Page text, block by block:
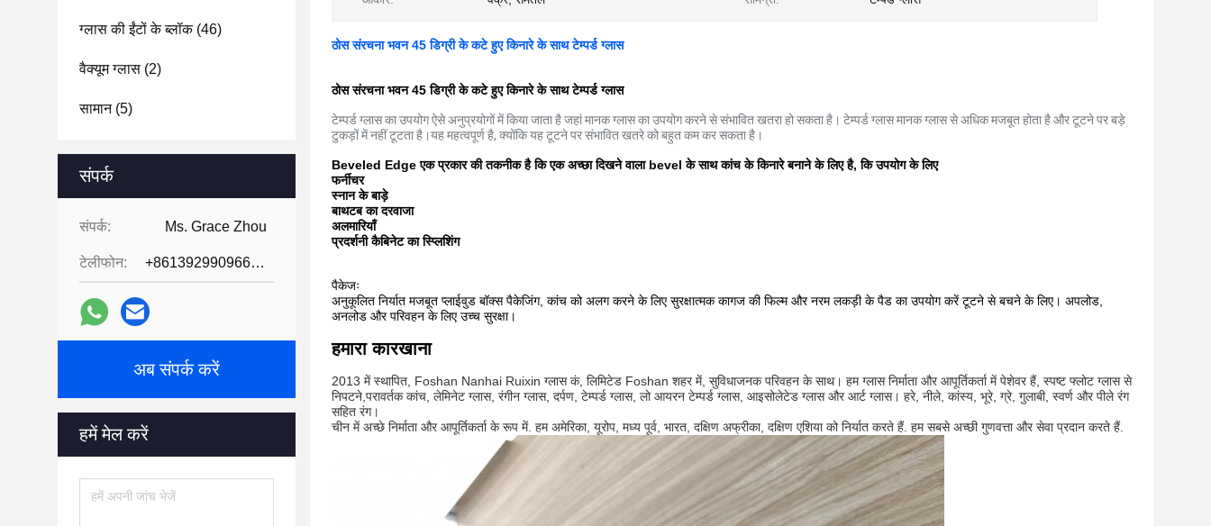
ग्लास की ईंटों के ब्लॉक(46)
वैक्यूम ग्लास (2)
सामान(5)
संपर्क
संपर्क: Ms. Grace Zhou
टेलीफोन: +8613929909663--13690711186
अब संपर्क करें
हमें मेल करें
ठोस संरचना भवन 45 डिग्री के कटे हुए किनारे के साथ टेम्पर्ड ग्लास
ठोस संरचना भवन 45 डिग्री के कटे हुए किनारे के साथ टेम्पर्ड ग्लास
टेम्पर्ड ग्लास का उपयोग ऐसे अनुप्रयोगों में किया जाता है जहां मानक ग्लास का उपयोग करने से संभावित खतरा हो सकता है। टेम्पर्ड ग्लास मानक ग्लास से अधिक मजबूत होता है और टूटने पर बड़े
टुकड़ों में नहीं टूटता है।यह महत्वपूर्ण है, क्योंकि यह टूटने पर संभावित खतरे को बहुत कम कर सकता है।
Beveled Edge एक प्रकार की तकनीक है कि एक अच्छा दिखने वाला bevel के साथ कांच के किनारे बनाने के लिए है, कि उपयोग के लिए
फर्नीचर
स्नान के बाड़े
बाथटब का दरवाजा
अलमारियाँ
प्रदर्शनी कैबिनेट का स्प्लिशिंग
पैकेजः
अनुकूलित निर्यात मजबूत प्लाईवुड बॉक्स पैकेजिंग, कांच को अलग करने के लिए सुरक्षात्मक कागज की फिल्म और नरम लकड़ी के पैड का उपयोग करें टूटने से बचने के लिए। अपलोड,
अनलोड और परिवहन के लिए उच्च सुरक्षा।
हमारा कारखाना
2013 में स्थापित, Foshan Nanhai Ruixin ग्लास कं, लिमिटेड Foshan शहर में, सुविधाजनक परिवहन के साथ। हम ग्लास निर्माता और आपूर्तिकर्ता में पेशेवर हैं, स्पष्ट फ्लोट ग्लास से
निपटने,परावर्तक कांच, लेमिनेट ग्लास, रंगीन ग्लास, दर्पण, टेम्पर्ड ग्लास, लो आयरन टेम्पर्ड ग्लास, आइसोलेटेड ग्लास और आर्ट ग्लास। हरे, नीले, कांस्य, भूरे, ग्रे, गुलाबी, स्वर्ण और पीले रंग
सहित रंग।
चीन में अच्छे निर्माता और आपूर्तिकर्ता के रूप में. हम अमेरिका, यूरोप, मध्य पूर्व, भारत, दक्षिण अफ्रीका, दक्षिण एशिया को निर्यात करते हैं. हम सबसे अच्छी गुणवत्ता और सेवा प्रदान करते हैं.